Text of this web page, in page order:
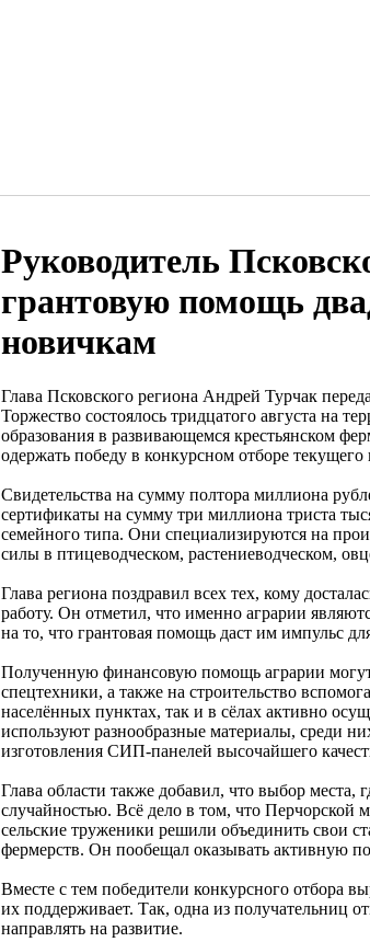
Руководитель
грантовую помощь
новичкам
Глава Псковского региона Андрей Турчак
Торжество состоялось тридцатого августа на
образования в развивающемся крестьянском
одержать победу в конкурсном отборе текущего
Свидетельства на сумму полтора миллиона
сертификаты на сумму три миллиона триста
семейного типа. Они специализируются на
силы в птицеводческом, растениеводческом,
Глава региона поздравил всех тех, кому
работу. Он отметил, что именно аграрии
на то, что грантовая помощь даст им импульс
Полученную финансовую помощь аграрии
спецтехники, а также на строительство
населённых пунктах, так и в сёлах активно
используют разнообразные материалы, среди
изготовления СИП-панелей высочайшего
Глава области также добавил, что выбор места,
случайностью. Всё дело в том, что Перчорской
сельские труженики решили объединить свои
фермерств. Он пообещал оказывать активную
Вместе с тем победители конкурсного отбора
их поддерживает. Так, одна из получательниц
направлять на развитие.